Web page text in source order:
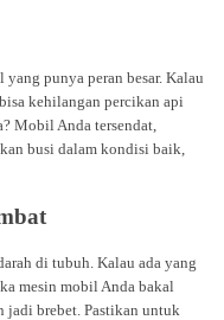
punya peran besar. Kalau
kehilangan percikan api
Mobil Anda tersendat,
busi dalam kondisi baik,
di tubuh. Kalau ada yang
mesin mobil Anda bakal
jadi brebet. Pastikan untuk